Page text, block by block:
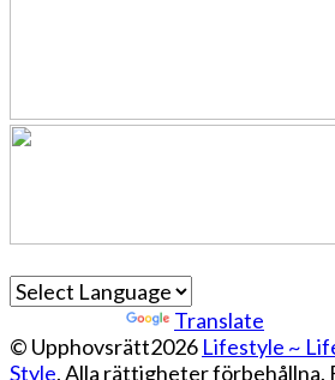
Translate
© Upphovsrätt2026 Lifestyle ~
Style. Alla rättigheter förbehållna.